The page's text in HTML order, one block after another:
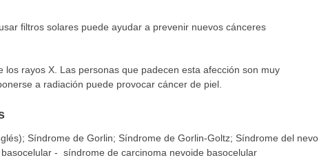
filtros solares puede ayudar a prevenir nuevos cánceres
los rayos X. Las personas que padecen esta afección son muy
a radiación puede provocar cáncer de piel.
Síndrome de Gorlin; Síndrome de Gorlin-Goltz; Síndrome del nevo
- síndrome de carcinoma nevoide basocelular